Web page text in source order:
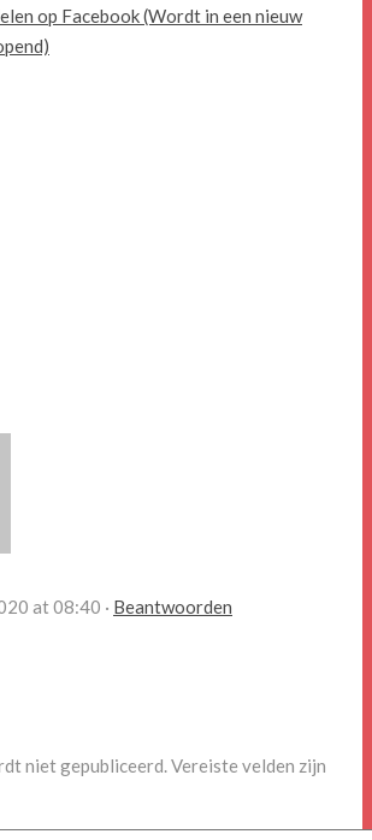
op Facebook (Wordt in een nieuw
at 08:40 · Beantwoorden
niet gepubliceerd.Vereiste velden zijn